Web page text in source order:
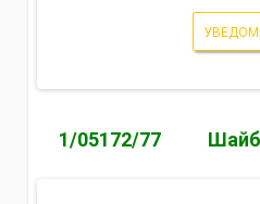
1/05172/77